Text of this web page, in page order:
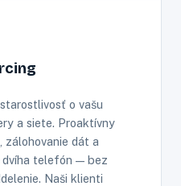
o vašu
a siete. Proaktívny
zálohovanie dát a
telefón — bez
Naši klienti